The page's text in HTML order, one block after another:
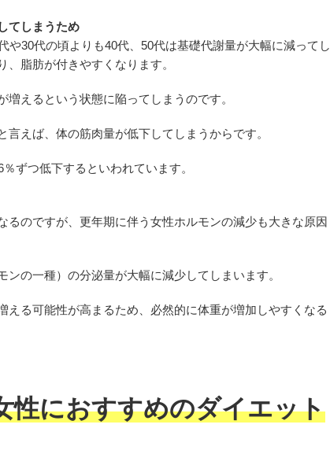
てしまうため
や30代の頃よりも40代、50代は基礎代謝量が大幅に減ってし
脂肪が付きやすくなります。
えるという状態に陥ってしまうのです。
えば、体の筋肉量が低下してしまうからです。
ずつ低下するといわれています。
るのですが、更年期に伴う女性ホルモンの減少も大きな原因
の一種）の分泌量が大幅に減少してしまいます。
える可能性が高まるため、必然的に体重が増加しやすくなる
性におすすめのダイエット